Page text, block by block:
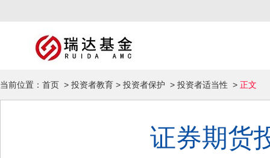
当前位置： 首页 > 投资者教育 > 投资者保护 > 投资者适当性 > 正文
证券期货